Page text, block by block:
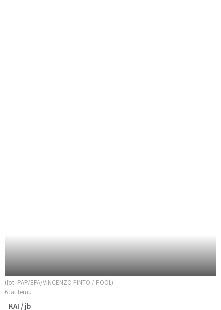
(fot. PAP/EPA/VINCENZO PINTO / POOL)
6 lat temu
KAI / jb